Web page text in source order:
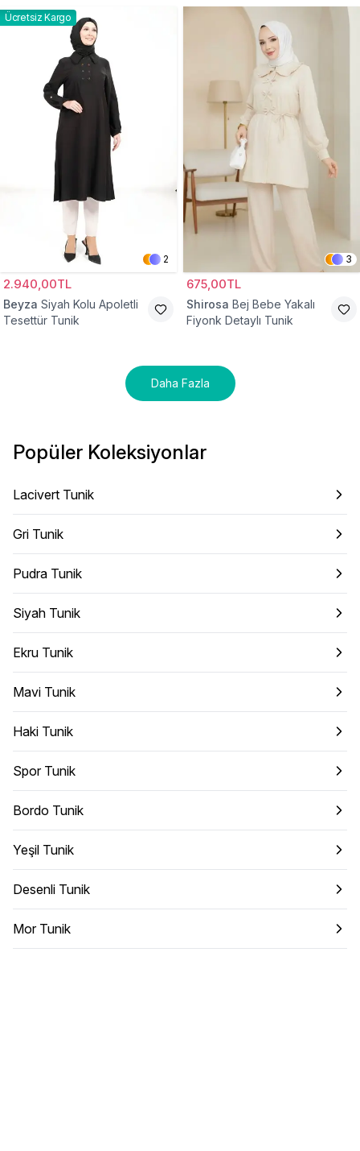
Ücretsiz Kargo
2
2.940,00TL
Beyza Siyah Kolu Apoletli
Tesettür Tunik
3
675,00TL
Shirosa Bej Bebe Yakalı
Fiyonk Detaylı Tunik
Daha Fazla
Popüler Koleksiyonlar
Lacivert Tunik
Gri Tunik
Pudra Tunik
Siyah Tunik
Ekru Tunik
Mavi Tunik
Haki Tunik
Spor Tunik
Bordo Tunik
Yeşil Tunik
Desenli Tunik
Mor Tunik